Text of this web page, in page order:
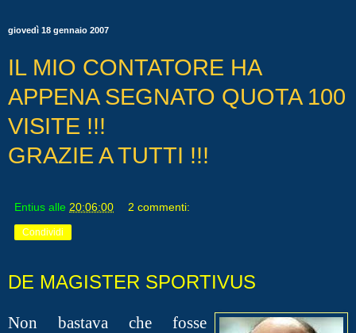
giovedì 18 gennaio 2007
IL MIO CONTATORE HA
APPENA SEGNATO QUOTA 100
VISITE !!!
GRAZIE A TUTTI !!!
Entius alle 20:06:00 2 commenti:
Condividi
DE MAGISTER SPORTIVUS
Non bastava che fosse